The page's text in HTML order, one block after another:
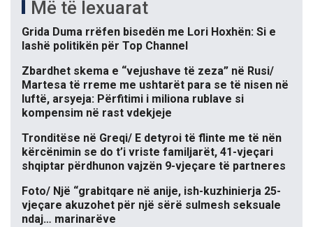
Më të lexuarat
Grida Duma rrëfen bisedën me Lori Hoxhën: Si e
lashë politikën për Top Channel
Zbardhet skema e “vejushave të zeza” në Rusi/
Martesa të rreme me ushtarët para se të nisen në
luftë, arsyeja: Përfitimi i miliona rublave si
kompensim në rast vdekjeje
Tronditëse në Greqi/ E detyroi të flinte me të nën
kërcënimin se do t’i vriste familjarët, 41-vjeçari
shqiptar përdhunon vajzën 9-vjeçare të partneres
Foto/ Një “grabitqare në anije, ish-kuzhinierja 25-
vjeçare akuzohet për një sërë sulmesh seksuale
ndaj… marinarëve